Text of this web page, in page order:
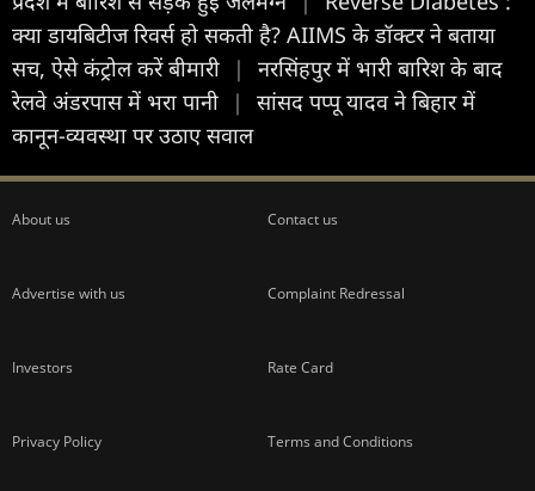
क्या डायबिटीज रिवर्स हो सकती है? AIIMS के डॉक्टर ने बताया
सच, ऐसे कंट्रोल करें बीमारी
|
नरसिंहपुर में भारी बारिश के बाद
रेलवे अंडरपास में भरा पानी
|
सांसद पप्पू यादव ने बिहार में
कानून-व्यवस्था पर उठाए सवाल
About us Contact us
Advertise with us Complaint Redressal
Investors Rate Card
Privacy Policy Terms and Conditions